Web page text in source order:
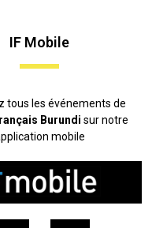
IF Mobile
tous les événements de
Burundisur notre
mobile